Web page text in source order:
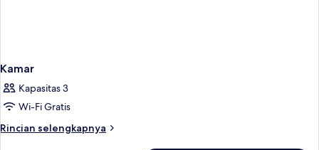
Kamar
Kapasitas 3
Wi-Fi Gratis
Rincian selengkapnya
Rincian